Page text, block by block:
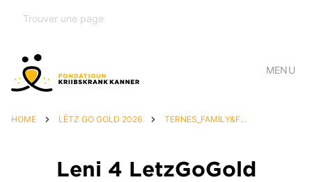
MENU
HOME LËTZ GO GOLD 2026 TERNES_FAMILY&FRIENDS
Leni 4 LetzGoGold